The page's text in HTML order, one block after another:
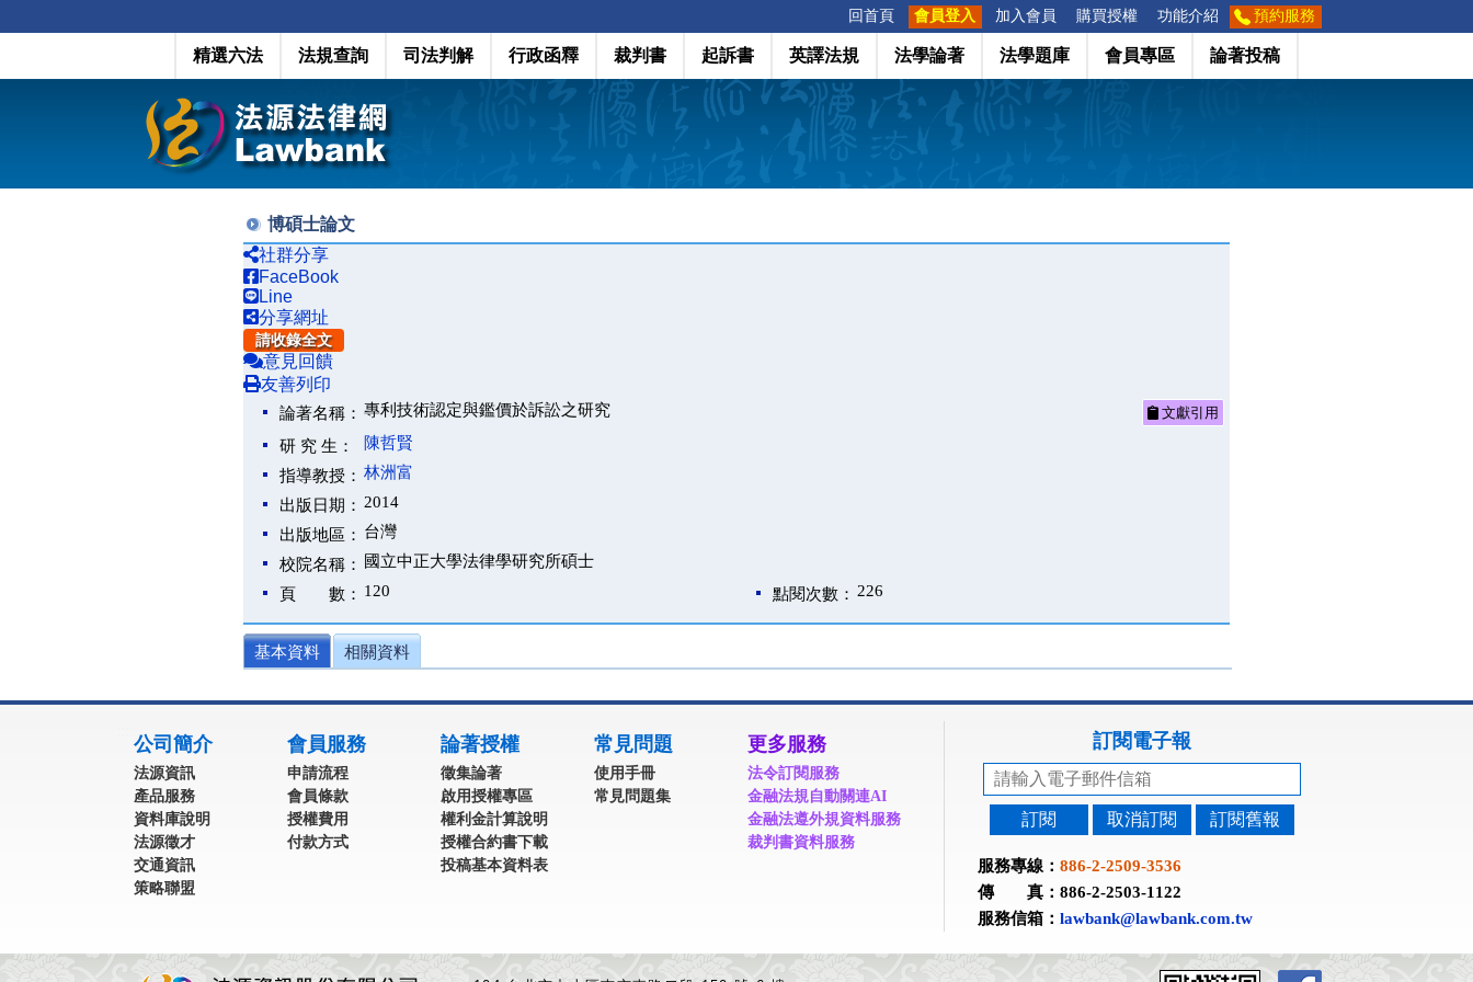
回首頁 會員登入 加入會員 購買授權 功能介紹 預約服務
精選六法 法規查詢 司法判解 行政函釋 裁判書 起訴書 英譯法規 法學論著 法學題庫 會員專區 論著投稿
博碩士論文
社群分享
FaceBook
Line
分享網址
請收錄全文
意見回饋
友善列印
論著名稱： 專利技術認定與鑑價於訴訟之研究 文獻引用
研 究 生：
陳哲賢
指導教授： 林洲富
出版日期： 2014
出版地區： 台灣
校院名稱：
國立中正大學法律學研究所碩士
頁 數： 120 點閱次數： 226
基本資料 相關資料
公司簡介
法源資訊
產品服務
資料庫說明
法源徵才
交通資訊
策略聯盟
會員服務
申請流程
會員條款
授權費用
付款方式
論著授權
徵集論著
啟用授權專區
權利金計算說明
授權合約書下載
投稿基本資料表
常見問題
使用手冊
常見問題集
更多服務
法令訂閱服務
金融法規自動關連AI
金融法遵外規資料服務
裁判書資料服務
訂閱電子報
訂閱 取消訂閱 訂閱舊報
服務專線： 886-2-2509-3536
傳 真：886-2-2503-1122
服務信箱： lawbank@lawbank.com.tw